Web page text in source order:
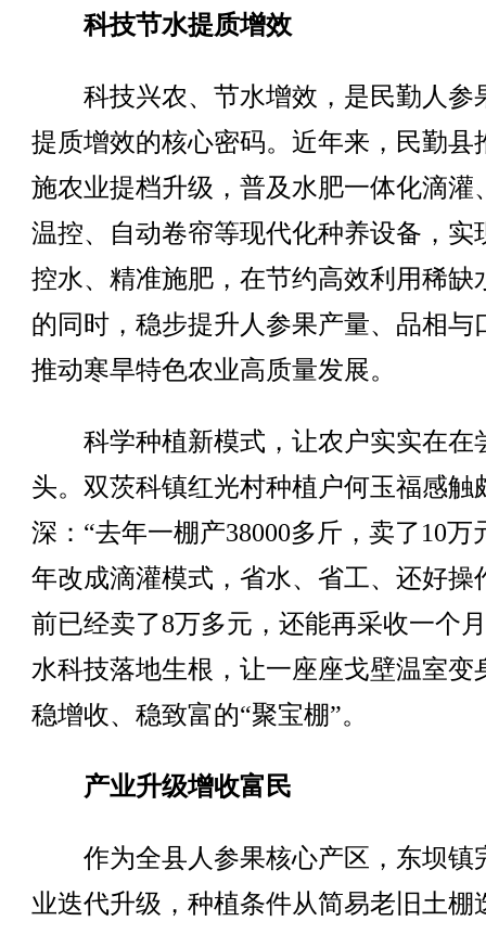
科技节水提质增效
科技兴农、节水增效，是民勤人参
提质增效的核心密码。近年来，民勤县
施农业提档升级，普及水肥一体化滴灌
温控、自动卷帘等现代化种养设备，实
控水、精准施肥，在节约高效利用稀缺
的同时，稳步提升人参果产量、品相与
推动寒旱特色农业高质量发展。
科学种植新模式，让农户实实在在
头。双茨科镇红光村种植户何玉福感触
深：“去年一棚产38000多斤，卖了10万
年改成滴灌模式，省水、省工、还好操
前已经卖了8万多元，还能再采收一个
水科技落地生根，让一座座戈壁温室变
稳增收、稳致富的“聚宝棚”。
产业升级增收富民
作为全县人参果核心产区，东坝镇
业迭代升级，种植条件从简易老旧土棚